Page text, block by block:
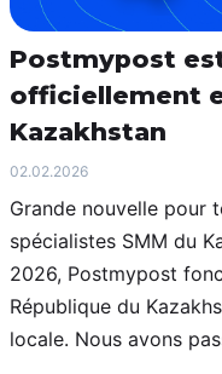
Postmypost
officiellement
Kazakhstan
02.02.2026
Grande nouvelle pour
spécialistes SMM du
2026, Postmypost
République du
locale. Nous avons